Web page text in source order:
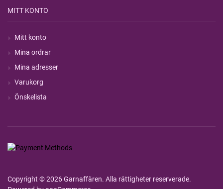
MITT KONTO
Mitt konto
Mina ordrar
Mina adresser
Varukorg
Önskelista
Copyright © 2026 Garnaffären. Alla rättigheter reserverade.